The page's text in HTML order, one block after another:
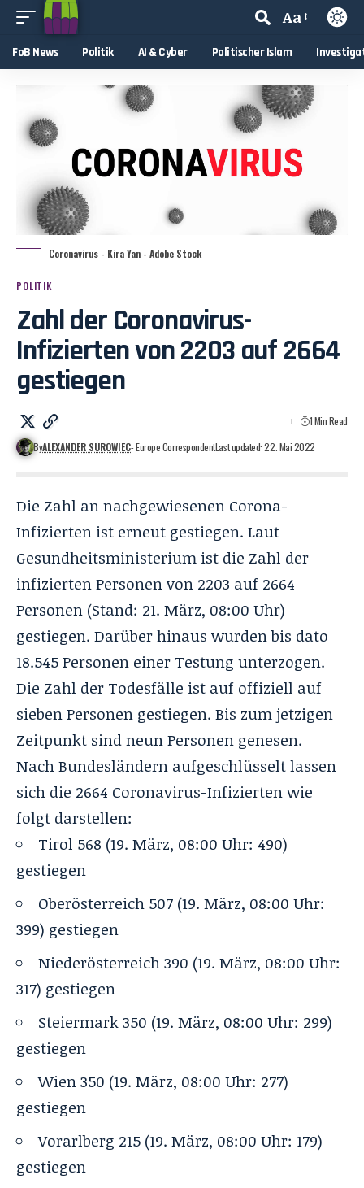
Aa
FoB News Politik AI & Cyber Politischer Islam
Coronavirus - Kira Yan - Adobe Stock
POLITIK
Zahl der Coronavirus-
Infizierten von 2203 auf 2664
gestiegen
ByALEXANDER SUROWIEC- Europe CorrespondentLast updated: 22. Mai 2022
1 Min Read
Die Zahl an nachgewiesenen Corona-
Infizierten ist erneut gestiegen. Laut
Gesundheitsministerium ist die Zahl der
infizierten Personen von 2203 auf 2664
Personen (Stand: 21. März, 08:00 Uhr)
gestiegen. Darüber hinaus wurden bis dato
18.545 Personen einer Testung unterzogen.
Die Zahl der Todesfälle ist auf offiziell auf
sieben Personen gestiegen. Bis zum jetzigen
Zeitpunkt sind neun Personen genesen.
Nach Bundesländern aufgeschlüsselt lassen
sich die 2664 Coronavirus-Infizierten wie
folgt darstellen:
Tirol 568 (19. März, 08:00 Uhr: 490)
gestiegen
Oberösterreich 507 (19. März, 08:00 Uhr:
399) gestiegen
Niederösterreich 390 (19. März, 08:00 Uhr:
317) gestiegen
Steiermark 350 (19. März, 08:00 Uhr: 299)
gestiegen
Wien 350 (19. März, 08:00 Uhr: 277)
gestiegen
Vorarlberg 215 (19. März, 08:00 Uhr: 179)
gestiegen